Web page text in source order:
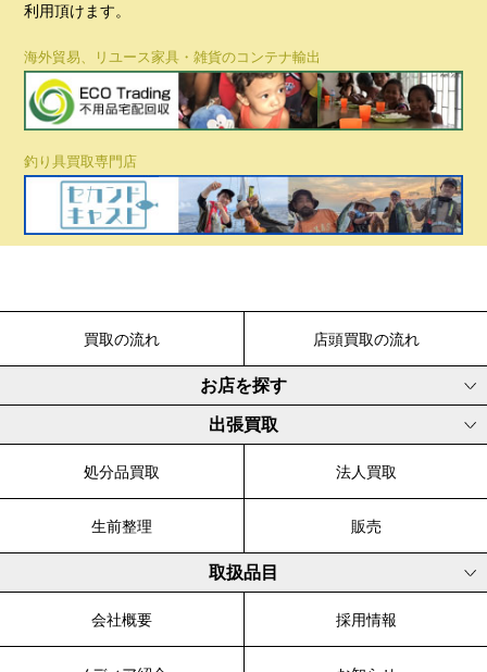
利用頂けます。
海外貿易、リユース家具・雑貨のコンテナ輸出
釣り具買取専門店
買取の流れ 店頭買取の流れ
お店を探す
出張買取
処分品買取 法人買取
生前整理 販売
取扱品目
会社概要 採用情報